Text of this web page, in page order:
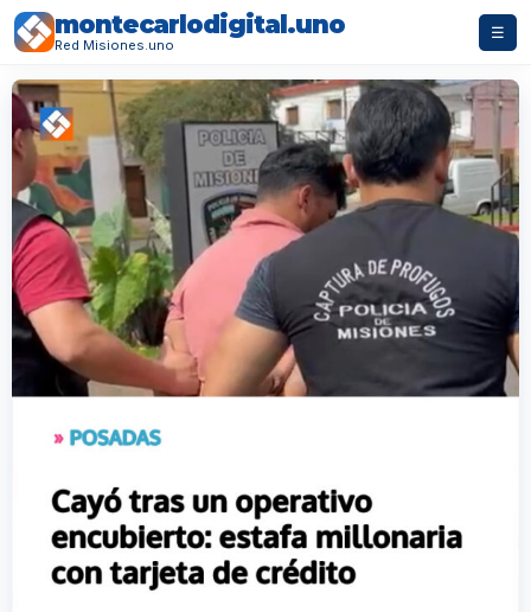
montecarlodigital.uno
Red Misiones.uno
☰